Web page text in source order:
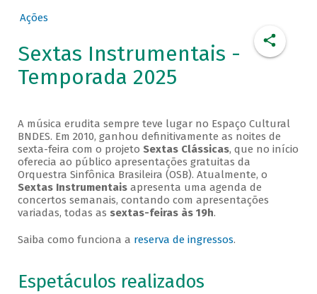
Ações
Sextas Instrumentais -
Temporada 2025
A música erudita sempre teve lugar no Espaço Cultural
BNDES. Em 2010, ganhou definitivamente as noites de
sexta-feira com o projeto Sextas Clássicas, que no início
oferecia ao público apresentações gratuitas da
Orquestra Sinfônica Brasileira (OSB). Atualmente, o
Sextas Instrumentaisapresenta uma agenda de
concertos semanais, contando com apresentações
variadas, todas as sextas-feiras às 19h.
Saiba como funciona a reserva de ingressos.
Espetáculos realizados